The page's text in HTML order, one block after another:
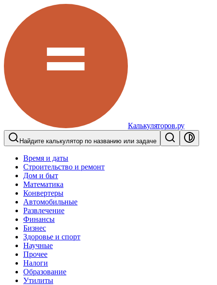
Калькуляторов.ру
Найдите калькулятор по названию или задаче
Время и даты
Строительство и ремонт
Дом и быт
Математика
Конвертеры
Автомобильные
Развлечение
Финансы
Бизнес
Здоровье и спорт
Научные
Прочее
Налоги
Образование
Утилиты